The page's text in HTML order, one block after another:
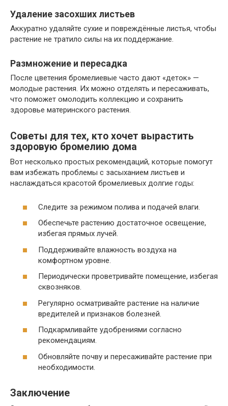
Удаление засохших листьев
Аккуратно удаляйте сухие и повреждённые листья, чтобы
растение не тратило силы на их поддержание.
Размножение и пересадка
После цветения бромелиевые часто дают «деток» —
молодые растения. Их можно отделять и пересаживать,
что поможет омолодить коллекцию и сохранить
здоровье материнского растения.
Советы для тех, кто хочет вырастить
здоровую бромелию дома
Вот несколько простых рекомендаций, которые помогут
вам избежать проблемы с засыханием листьев и
наслаждаться красотой бромелиевых долгие годы:
Следите за режимом полива и подачей влаги.
Обеспечьте растению достаточное освещение,
избегая прямых лучей.
Поддерживайте влажность воздуха на
комфортном уровне.
Периодически проветривайте помещение, избегая
сквозняков.
Регулярно осматривайте растение на наличие
вредителей и признаков болезней.
Подкармливайте удобрениями согласно
рекомендациям.
Обновляйте почву и пересаживайте растение при
необходимости.
Заключение